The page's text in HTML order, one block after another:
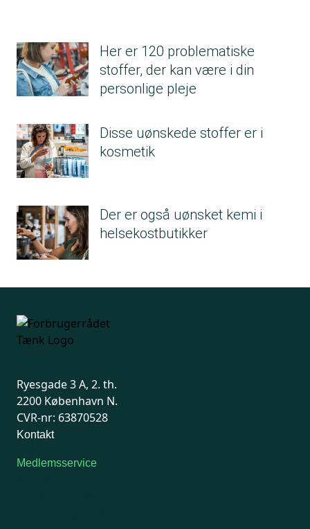
measure.”
produkter af deres sortiment.
Her er 120 problematiske
stoffer, der kan være i din
personlige pleje
Disse uønskede stoffer er i
kosmetik
Der er også uønsket kemi i
helsekostbutikker
Ryesgade 3 A, 2. th.
2200 København N.
CVR-nr: 63870528
Kontakt
Medlemsservice